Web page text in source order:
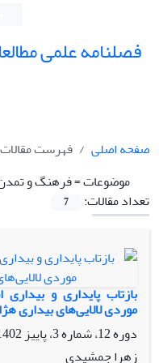
فصلنامه علمی
صفحه اصلی
فهرست مقالات
موضوعات =فرهنگ و
تعداد مقالات:
7
بازتاب پایداری و
موردی لالایی‌های بیداری
دوره 12، شماره 3، پاییز 1402، صفحه
زهرا جمشیدی